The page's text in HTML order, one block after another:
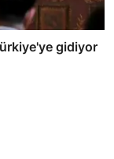
gidiyor